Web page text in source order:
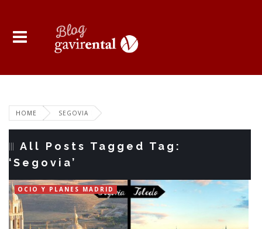
HOME SEGOVIA
All Posts Tagged Tag:
‘Segovia’
OCIO Y PLANES MADRID